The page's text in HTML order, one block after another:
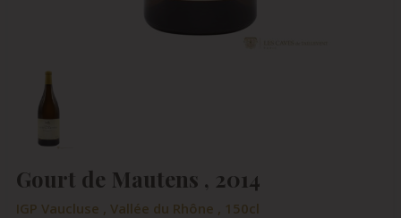
Gourt de Mautens , 2014
IGP Vaucluse , Vallée du Rhône , 150cl